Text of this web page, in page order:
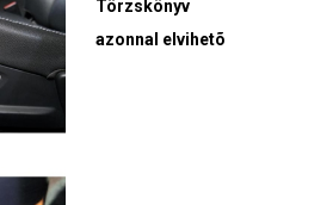
Törzskönyv
azonnal elvihetõ